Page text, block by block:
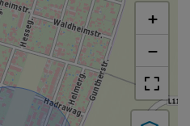
+
−